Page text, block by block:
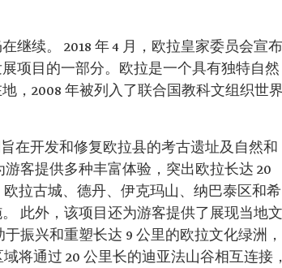
继续。 2018 年 4 月，欧拉皇家委员会宣布
项目的一部分。欧拉是一个具有独特自然
，2008 年被列入了联合国教科文组织世
在开发和修复欧拉县的考古遗址及自然和
客提供多种丰富体验，突出欧拉长达 20
拉古城、德丹、伊克玛山、纳巴泰区和希
此外，该项目还为游客提供了展现当地文
振兴和重塑长达 9 公里的欧拉文化绿洲，
将通过 20 公里长的迪亚法山谷相互连接